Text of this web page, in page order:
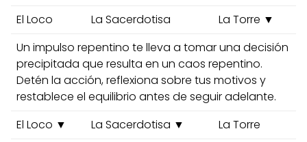
El Loco
La Sacerdotisa
La Torre ▼
Un impulso repentino te lleva a tomar una decisión
precipitada que resulta en un caos repentino.
Detén la acción, reflexiona sobre tus motivos y
restablece el equilibrio antes de seguir adelante.
El Loco ▼
La Sacerdotisa ▼
La Torre